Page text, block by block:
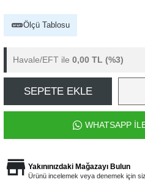
Ölçü Tablosu
Havale/EFT ile 0,00 TL (%3)
SEPETE EKLE
WHATSAPP
Yakınınızdaki Mağazayı Bulun
Ürünü incelemek veya denemek için